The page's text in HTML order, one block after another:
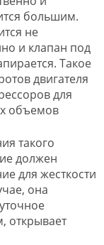
большим.
не
и клапан под
Такое
двигателя
для
объемов
такого
должен
для жесткости
она
открывает